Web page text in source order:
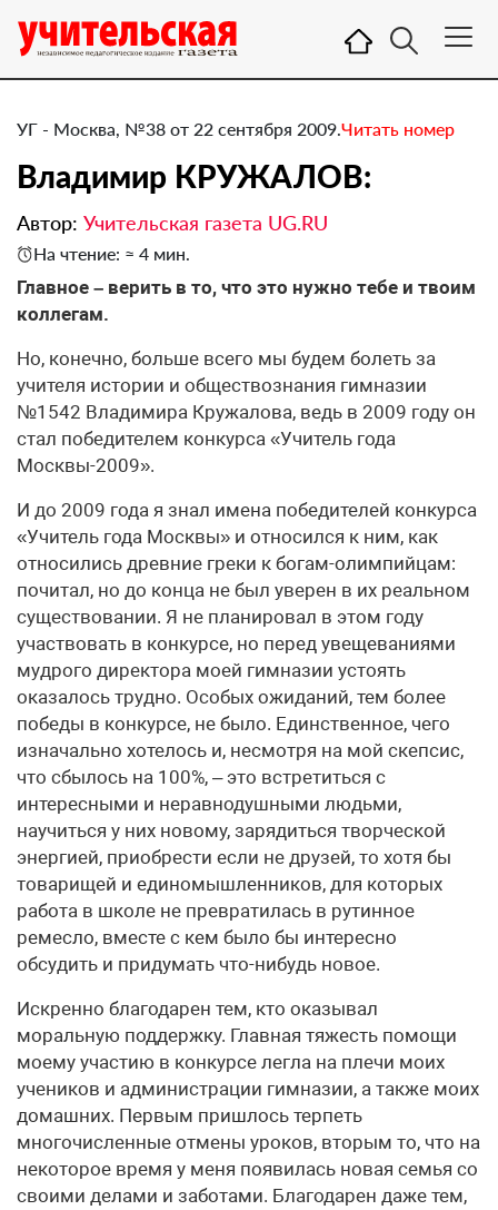
УГ - Москва, №38 от 22 сентября 2009.Читать номер
Владимир КРУЖАЛОВ:
Автор: Учительская газета UG.RU
На чтение: ≈ 4 мин.
Главное – верить в то, что это нужно тебе и твоим
коллегам.
Но, конечно, больше всего мы будем болеть за
учителя истории и обществознания гимназии
№1542 Владимира Кружалова, ведь в 2009 году он
стал победителем конкурса «Учитель года
Москвы-2009».
И до 2009 года я знал имена победителей конкурса
«Учитель года Москвы» и относился к ним, как
относились древние греки к богам-олимпийцам:
почитал, но до конца не был уверен в их реальном
существовании. Я не планировал в этом году
участвовать в конкурсе, но перед увещеваниями
мудрого директора моей гимназии устоять
оказалось трудно. Особых ожиданий, тем более
победы в конкурсе, не было. Единственное, чего
изначально хотелось и, несмотря на мой скепсис,
что сбылось на 100%, – это встретиться с
интересными и неравнодушными людьми,
научиться у них новому, зарядиться творческой
энергией, приобрести если не друзей, то хотя бы
товарищей и единомышленников, для которых
работа в школе не превратилась в рутинное
ремесло, вместе с кем было бы интересно
обсудить и придумать что-нибудь новое.
Искренно благодарен тем, кто оказывал
моральную поддержку. Главная тяжесть помощи
моему участию в конкурсе легла на плечи моих
учеников и администрации гимназии, а также моих
домашних. Первым пришлось терпеть
многочисленные отмены уроков, вторым то, что на
некоторое время у меня появилась новая семья со
своими делами и заботами. Благодарен даже тем,